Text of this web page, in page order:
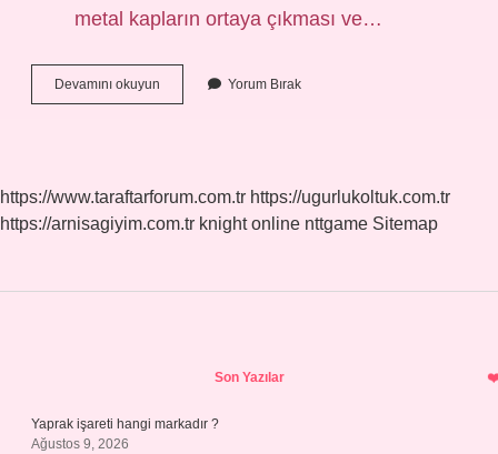
metal kapların ortaya çıkması ve…
Devamını okuyun
Nerede
Yorum Bırak
https://www.taraftarforum.com.tr https://ugurlukoltuk.com.tr
https://arnisagiyim.com.tr knight online nttgame Sitemap
Son Yazılar
Yaprak işareti hangi markadır ?
Ağustos 9, 2026